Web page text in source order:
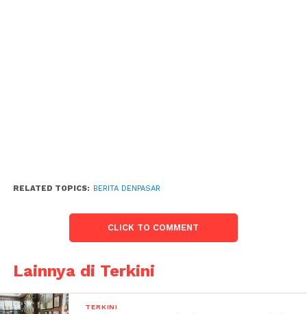
RELATED TOPICS: BERITA DENPASAR
CLICK TO COMMENT
Lainnya di Terkini
TERKINI